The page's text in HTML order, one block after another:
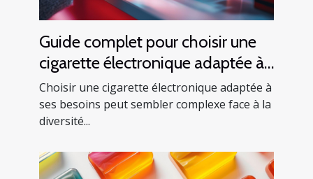
Guide complet pour choisir une
cigarette électronique adaptée à
vos besoins
Choisir une cigarette électronique adaptée à
ses besoins peut sembler complexe face à la
diversité...